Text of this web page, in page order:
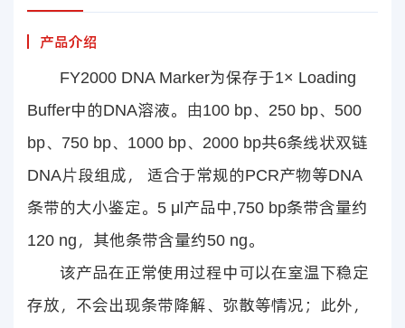
产品介绍
FY2000 DNA Marker为保存于1× Loading
Buffer中的DNA溶液。由100 bp、250 bp、500
bp、750 bp、1000 bp、2000 bp共6条线状双链
DNA片段组成， 适合于常规的PCR产物等DNA
条带的大小鉴定。5 μl产品中,750 bp条带含量约
120 ng，其他条带含量约50 ng。
该产品在正常使用过程中可以在室温下稳定
存放，不会出现条带降解、弥散等情况；此外，